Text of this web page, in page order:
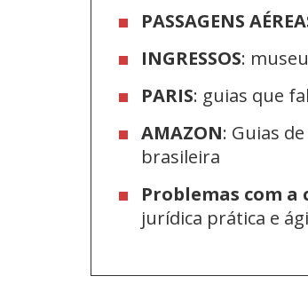
PASSAGENS
INGRESSOS:
PARIS: guias que
AMAZON: Guias
brasileira
Problemas com a
jurídica prática e